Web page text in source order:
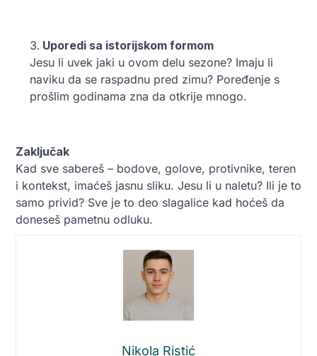
Uporedi sa istorijskom formom
Jesu li uvek jaki u ovom delu sezone? Imaju li
naviku da se raspadnu pred zimu? Poređenje s
prošlim godinama zna da otkrije mnogo.
Zaključak
Kad sve sabereš – bodove, golove, protivnike, teren
i kontekst, imaćeš jasnu sliku. Jesu li u naletu? Ili je to
samo privid? Sve je to deo slagalice kad hoćeš da
doneseš pametnu odluku.
Nikola Ristić